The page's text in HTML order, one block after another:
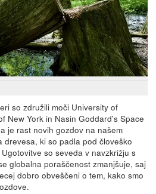
so združili moči University of
New York in Nasin Goddard's Space
je rast novih gozdov na našem
drevesa, ki so padla pod človeško
so seveda v navzkrižju s
globalna poraščenost zmanjšuje, saj
dobro obveščeni o tem, kako smo